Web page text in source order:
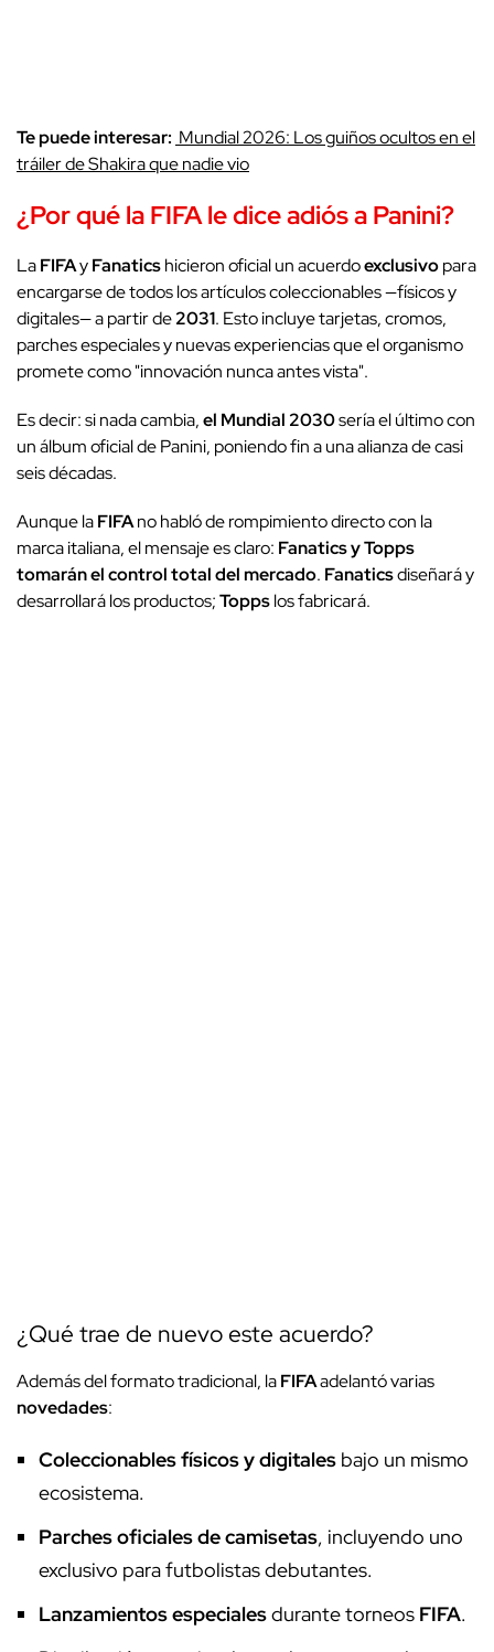
Te puede interesar: Mundial 2026: Los guiños ocultos en el
tráiler de Shakira que nadie vio
¿Por qué laFIFAle dice adiós aPanini?
LaFIFAyFanaticshicieron oficial un acuerdoexclusivopara
encargarse de todos los artículos coleccionables —físicos y
digitales— a partir de2031. Esto incluye tarjetas, cromos,
parches especiales y nuevas experiencias que el organismo
promete como "innovación nunca antes vista".
Es decir: si nada cambia,el Mundial 2030sería el último con
un álbum oficial de Panini, poniendo fin a una alianza de casi
seis décadas.
Aunque laFIFAno habló de rompimiento directo con la
marca italiana, el mensaje es claro: Fanatics y Topps
tomarán el control total del mercado. Fanaticsdiseñará y
desarrollará los productos;Toppslos fabricará.
¿Qué trae de nuevo este acuerdo?
Además del formato tradicional, laFIFAadelantó varias
novedades:
Coleccionables físicos y digitales bajo un mismo
ecosistema.
Parches oficiales de camisetas, incluyendo uno
exclusivo para futbolistas debutantes.
Lanzamientos especialesdurante torneos FIFA.